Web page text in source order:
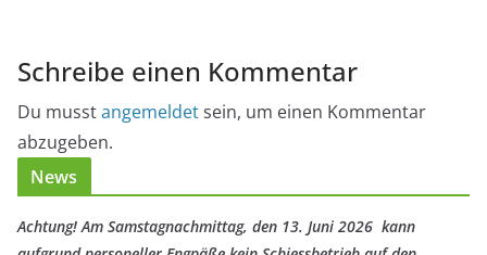
Schreibe einen Kommentar
Du musstangemeldetsein, um einen Kommentar
abzugeben.
News
Achtung! Am Samstagnachmittag, den 13. Juni 2026 kann